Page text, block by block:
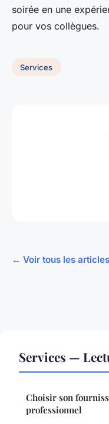
soirée en une
pour vos collègues.
Services
← Voir tous les
Services —
Choisir son
professionnel